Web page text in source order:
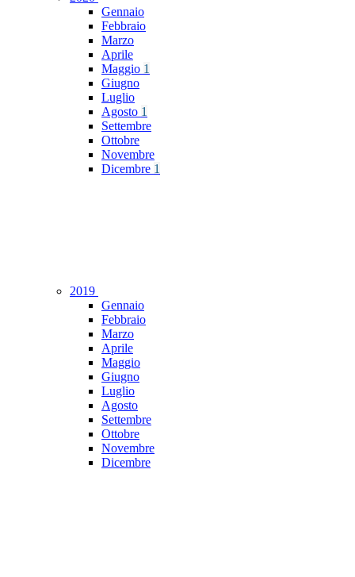
Gennaio
Febbraio
Marzo
Aprile
Maggio 1
Giugno
Luglio
Agosto 1
Settembre
Ottobre
Novembre
Dicembre 1
2019
Gennaio
Febbraio
Marzo
Aprile
Maggio
Giugno
Luglio
Agosto
Settembre
Ottobre
Novembre
Dicembre